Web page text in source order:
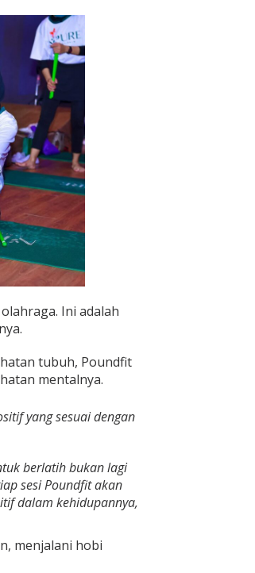
Ini adalah
tubuh, Poundfit
mentalnya.
yang sesuai dengan
berlatih bukan lagi
sesi Poundfit akan
dalam kehidupannya,
menjalani hobi